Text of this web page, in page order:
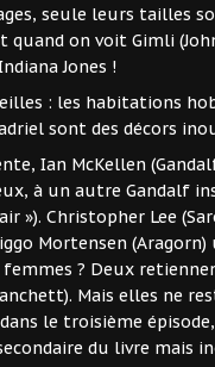
seule leurs tailles
on voit Gimli
Jones !
: les habitations
sont des décors
Ian McKellen
à un autre Gandalf
»). Christopher Lee
Mortensen (Aragorn)
femmes ? Deux
Mais elles ne
le troisième
du livre mais